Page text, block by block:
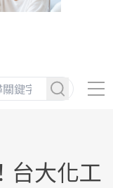
台大化工